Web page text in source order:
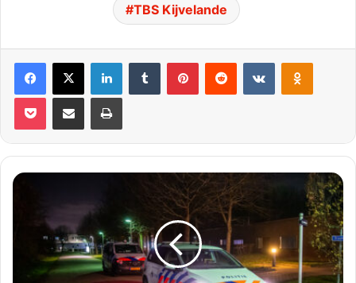
TBS Kijvelande
Facebook
X LinkedInTumblr PinterestReddit VKontakteOdnoklassniki
Pocket Deel via E-mail Print
Politie
agressief
persoon